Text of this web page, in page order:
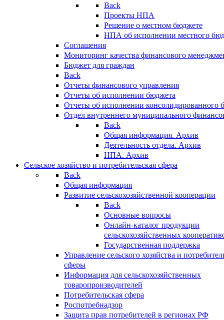
Back
Проекты НПА
Решение о местном бюджете
НПА об исполнении местного
Соглашения
Мониторинг качества финансового
Бюджет для граждан
Back
Отчеты финансового управления
Отчеты об исполнении бюджета
Отчеты об исполнении консолидированного
Отдел внутреннего муниципального
Back
Общая информация. Архив
Деятельность отдела. Архив
НПА. Архив
Сельское хозяйство и потребительская сфера
Back
Общая информация
Развитие сельскохозяйственной кооперации
Back
Основные вопросы
Онлайн-каталог продукции
сельскохозяйственных
Государственная поддержка
Управление сельского хозяйства и
сферы
Информация для сельскохозяйственных
товаропроизводителей
Потребительская сфера
Роспотребнадзор
Защита прав потребителей в регионах РФ